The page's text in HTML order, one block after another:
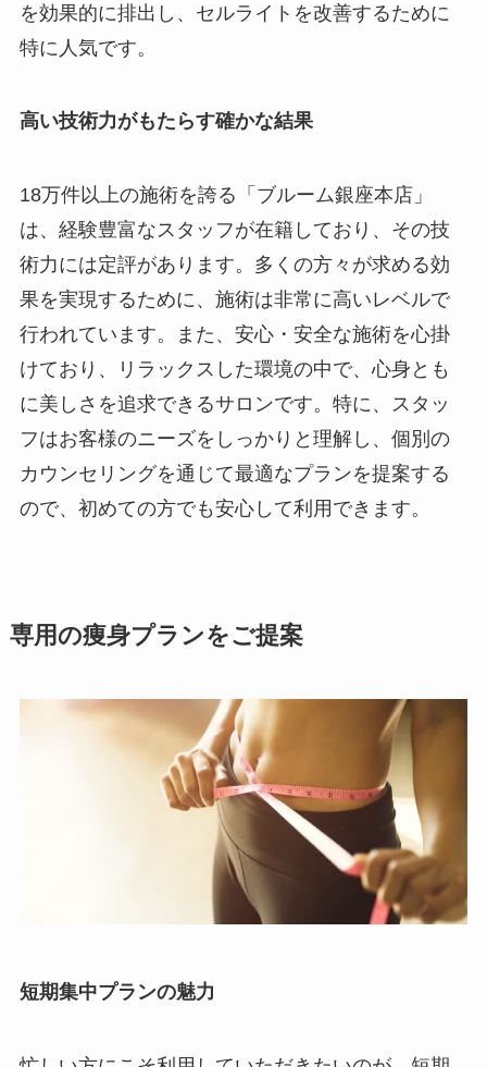
を効果的に排出し、セルライトを改善するために
特に人気です。
高い技術力がもたらす確かな結果
18万件以上の施術を誇る「ブルーム銀座本店」
は、経験豊富なスタッフが在籍しており、その技
術力には定評があります。多くの方々が求める効
果を実現するために、施術は非常に高いレベルで
行われています。また、安心・安全な施術を心掛
けており、リラックスした環境の中で、心身とも
に美しさを追求できるサロンです。特に、スタッ
フはお客様のニーズをしっかりと理解し、個別の
カウンセリングを通じて最適なプランを提案する
ので、初めての方でも安心して利用できます。
専用の痩身プランをご提案
短期集中プランの魅力